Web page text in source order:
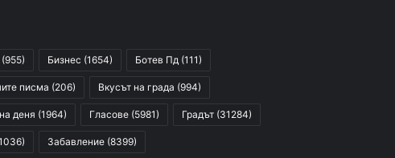
(955) Бизнес (1654) Ботев Пд (111)
писма (206) Вкусът на града (994)
деня (1964) Гласове (5981) Градът (31284)
Забавление (8399)